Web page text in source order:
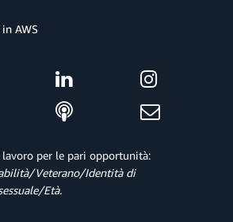
AWS
per le pari opportunità:
Veterano/Identità di
Età.